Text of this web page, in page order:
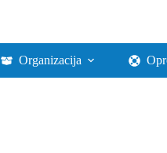
Organizacija